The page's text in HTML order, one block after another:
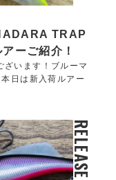
TRAP
ーご紹介！
ざいます！ブルーマ
日は新入荷ルアー
RELEASE